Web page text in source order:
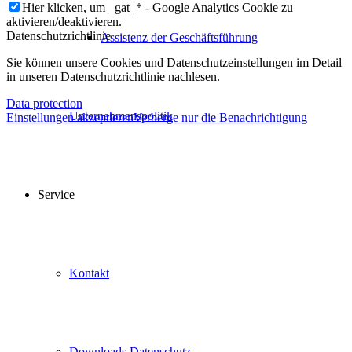
Assistenz der Geschäftsführung
Unternehmenspolitik
Service
Kontakt
Hier klicken, um _gat_* - Google Analytics Cookie zu
aktivieren/deaktivieren.
Datenschutzrichtlinie
Sie können unsere Cookies und Datenschutzeinstellungen im Detail
in unseren Datenschutzrichtlinie nachlesen.
Data protection
Einstellungen akzeptierenVerberge nur die Benachrichtigung